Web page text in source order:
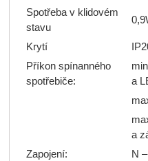
Spotřeba v klidovém
stavu
Krytí
Příkon spínanného
spotřebiče:
a
a
Zapojení:
N